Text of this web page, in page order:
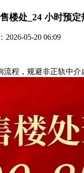
楼处_24 小时预
2026-05-20 06:09
，规避非正轨中介